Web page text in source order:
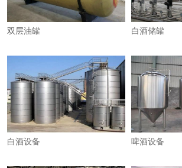
双层油罐 白酒储罐
白酒设备 啤酒设备